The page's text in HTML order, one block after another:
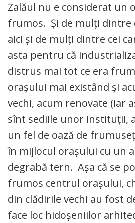
Zalăul nu e considerat un
frumos. Și de mulți dintre
aici și de mulți dintre cei
asta pentru că
distrus mai tot ce era
orașului mai existând și
vechi, acum renovate (iar
sînt sediile unor instituții,
un fel de oază de
în mijlocul orașului cu un
degrabă tern. Așa că se
frumos centrul orașului,
din clădirile vechi au fost
face loc hidoșeniilor